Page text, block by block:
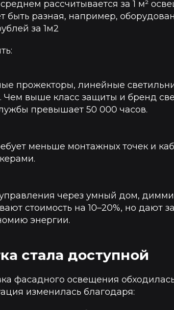
рассчитывается за 1 м²
быть разная, например,
за 1м2
прожекторы, линейные
Чем выше класс защиты и бренд
превышает 50 000 часов.
меньше монтажных точек и
через умный дом,
стоимость на 10–20%, но дают
энергии.
стала доступной
фасадного освещения
изменилась благодаря: